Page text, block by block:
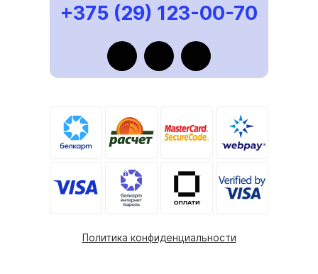
+375 (29) 123-00-70
Политика конфиденциальности